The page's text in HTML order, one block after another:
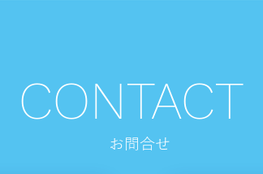
【足立区・はるかぜ】お盆期
CONTACT
お​問合せ